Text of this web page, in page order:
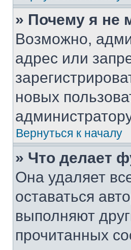
» Почему я не
Возможно,
адрес или
новых
Вернуться к началу
» Что делает
Она удаляет
оставаться
выполняют
прочитанных